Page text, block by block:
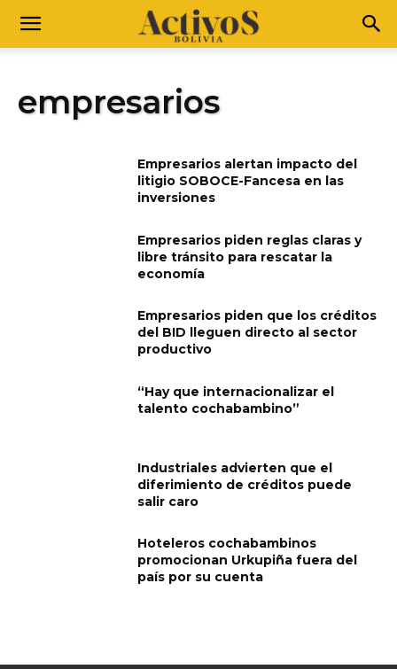
empresarios
Empresarios alertan impacto del
litigio SOBOCE-Fancesa en las
inversiones
Empresarios piden reglas claras y
libre tránsito para rescatar la
economía
Empresarios piden que los créditos
del BID lleguen directo al sector
productivo
“Hay que internacionalizar el
talento cochabambino”
Industriales advierten que el
diferimiento de créditos puede
salir caro
Hoteleros cochabambinos
promocionan Urkupiña fuera del
país por su cuenta